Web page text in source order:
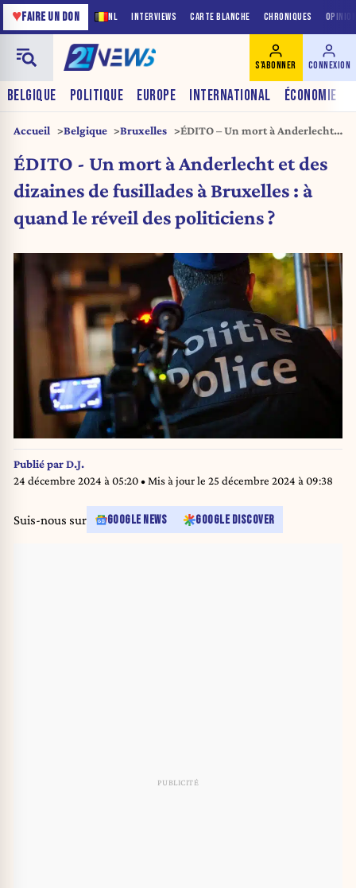
NL INTERVIEWS CARTE BLANCHE CHRONIQUES
♥FAIRE UN DON
BELGIQUE POLITIQUE EUROPE INTERNATIONAL ÉCONOMIE
S'ABONNER CONNEXION
Accueil Belgique Bruxelles
ÉDITO – Un mort à Anderlecht
Bruxelles : à quand le réveil des
ÉDITO - Un mort à Anderlecht et des
dizaines de fusillades à Bruxelles : à
quand le réveil des politiciens ?
Publié parD.J.
24 décembre 2024 à 05:20• Mis à jour le 25 décembre 2024 à 09:38
Suis-nous sur GOOGLE NEWS GOOGLE DISCOVER